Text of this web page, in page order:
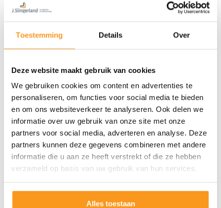
Toestemming Details Over
Deze website maakt gebruik van cookies
We gebruiken cookies om content en advertenties te
personaliseren, om functies voor social media te bieden
en om ons websiteverkeer te analyseren. Ook delen we
informatie over uw gebruik van onze site met onze
partners voor social media, adverteren en analyse. Deze
partners kunnen deze gegevens combineren met andere
informatie die u aan ze heeft verstrekt of die ze hebben
verzameld op basis van uw gebruik van hun services.
Alles toestaan